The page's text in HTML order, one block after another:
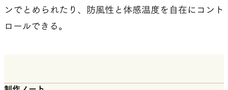
ンでとめられたり、防風性と体感温度を自在にコント
ロールできる。